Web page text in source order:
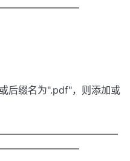
后缀名为".pdf"，则添加或